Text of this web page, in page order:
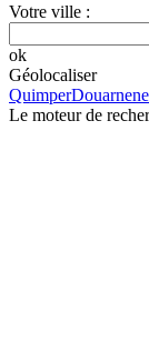
Votre ville :
ok
Géolocaliser
Quimper
Le moteur de